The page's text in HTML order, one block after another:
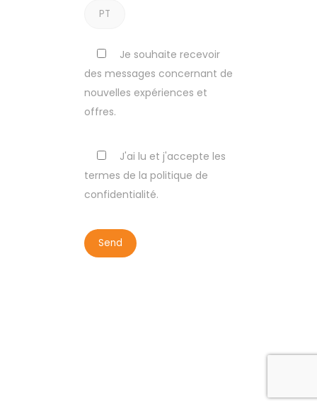
Je souhaite recevoir
des messages concernant de
nouvelles expériences et
offres.
J'ai lu et j'accepte les
termes de la politique de
confidentialité.